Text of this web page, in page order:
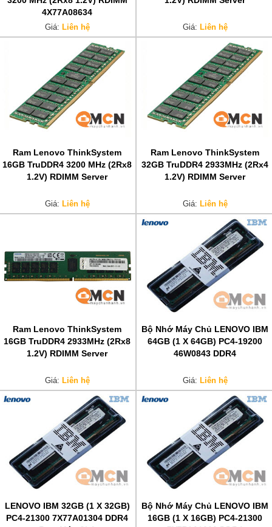
4X77A08634
Giá: Liên hệ Giá: Liên hệ
Ram Lenovo ThinkSystem
16GB TruDDR4 3200 MHz (2Rx8
1.2V) RDIMM Server
Giá: Liên hệ
Ram Lenovo ThinkSystem
32GB TruDDR4 2933MHz (2Rx4
1.2V) RDIMM Server
Giá: Liên hệ
Ram Lenovo ThinkSystem
16GB TruDDR4 2933MHz (2Rx8
1.2V) RDIMM Server
Giá: Liên hệ
Bộ Nhớ Máy Chủ LENOVO IBM
64GB (1 X 64GB) PC4-19200
46W0843 DDR4
Giá: Liên hệ
LENOVO IBM 32GB (1 X 32GB)
PC4-21300 7X77A01304 DDR4
Bộ Nhớ Máy Chủ LENOVO IBM
16GB (1 X 16GB) PC4-21300